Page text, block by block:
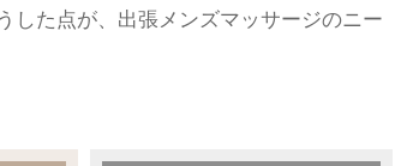
した点が、出張メンズマッサージのニー